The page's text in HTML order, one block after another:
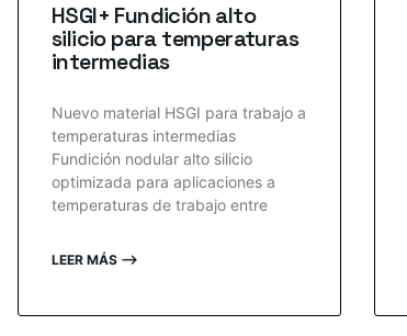
HSGI+ Fundición alto
silicio para temperaturas
intermedias
Nuevo material HSGI para trabajo a
temperaturas intermedias
Fundición nodular alto silicio
optimizada para aplicaciones a
temperaturas de trabajo entre
LEER MÁS ⟶